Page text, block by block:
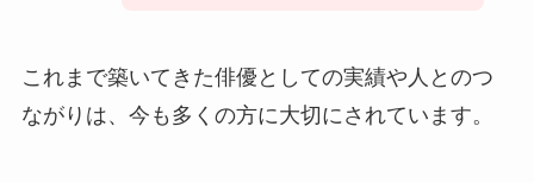
これまで築いてきた俳優としての実績や人とのつ
ながりは、今も多くの方に大切にされています。